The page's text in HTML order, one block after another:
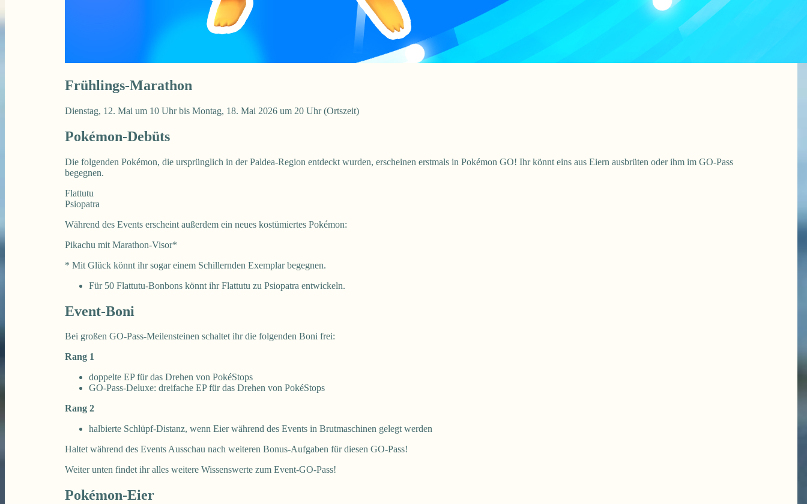
Frühlings-Marathon
Dienstag, 12. Mai um 10 Uhr bis Montag, 18. Mai 2026 um 20 Uhr (Ortszeit)
Pokémon-Debüts
Die folgenden Pokémon, die ursprünglich in der Paldea-Region entdeckt wurden, erscheinen erstmals in Pokémon GO! Ihr könnt eins aus Eiern ausbrüten oder ihm im GO-Pass
begegnen.
Flattutu
Psiopatra
Während des Events erscheint außerdem ein neues kostümiertes Pokémon:
Pikachu mit Marathon-Visor*
* Mit Glück könnt ihr sogar einem Schillernden Exemplar begegnen.
Für 50 Flattutu-Bonbons könnt ihr Flattutu zu Psiopatra entwickeln.
Event-Boni
Bei großen GO-Pass-Meilensteinen schaltet ihr die folgenden Boni frei:
Rang 1
doppelte EP für das Drehen von PokéStops
GO-Pass-Deluxe: dreifache EP für das Drehen von PokéStops
Rang 2
halbierte Schlüpf-Distanz, wenn Eier während des Events in Brutmaschinen gelegt werden
Haltet während des Events Ausschau nach weiteren Bonus-Aufgaben für diesen GO-Pass!
Weiter unten findet ihr alles weitere Wissenswerte zum Event-GO-Pass!
Pokémon-Eier